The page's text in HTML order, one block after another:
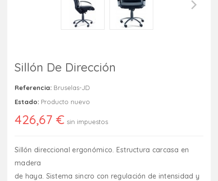
Sillón De Dirección
Referencia: Bruselas-JD
Estado: Producto nuevo
426,67 € sin impuestos
Sillón direccional ergonómico. Estructura carcasa en
madera
de haya. Sistema sincro con regulación de intensidad y